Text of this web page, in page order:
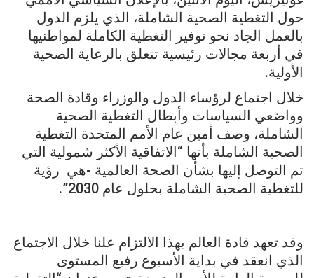
حول التغطية الصحية الشاملة، الذي يلزم الدول
بالعمل الجاد نحو توفير التغطية الكاملة لمواطنيها
في أربعة مجالات رئيسية تتعلق بالرعاية الصحية
الأولية.
خلال اجتماع لرؤساء الدول والوزراء وقادة الصحة
وواضعي السياسات وأبطال التغطية الصحية
الشاملة، وصف أمين عام الأمم المتحدة التغطية
الصحية الشاملة بأنها “الاتفاقية الأكثر شمولية التي
تم التوصل إليها بشأن الصحة العالمية -هي رؤية
للتغطية الصحية الشاملة بحلول عام 2030”.
وقد تعهد قادة العالم بهذا الالتزام علنا خلال الاجتماع
الذي انعقد في بداية الأسبوع رفيع المستوى